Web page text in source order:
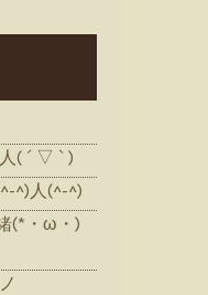
( ´ ▽ ` )
^)人(^-^)
(*・ω・)